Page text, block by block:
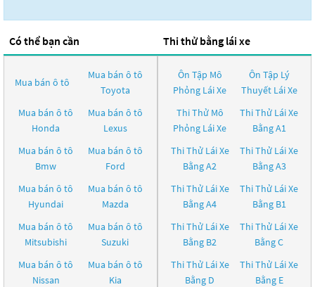
Có thể bạn cần
Mua bán ô tô
Mua bán ô tô
Toyota
Mua bán ô tô
Honda
Mua bán ô tô
Lexus
Mua bán ô tô
Bmw
Mua bán ô tô
Ford
Mua bán ô tô
Hyundai
Mua bán ô tô
Mazda
Mua bán ô tô
Mitsubishi
Mua bán ô tô
Suzuki
Mua bán ô tô
Nissan
Mua bán ô tô
Kia
Thi thử bằng lái xe
Ôn Tập Mô
Phỏng Lái Xe
Ôn Tập Lý
Thuyết Lái Xe
Thi Thử Mô
Phỏng Lái Xe
Thi Thử Lái Xe
Bằng A1
Thi Thử Lái Xe
Bằng A2
Thi Thử Lái Xe
Bằng A3
Thi Thử Lái Xe
Bằng A4
Thi Thử Lái Xe
Bằng B1
Thi Thử Lái Xe
Bằng B2
Thi Thử Lái Xe
Bằng C
Thi Thử Lái Xe
Bằng D
Thi Thử Lái Xe
Bằng E